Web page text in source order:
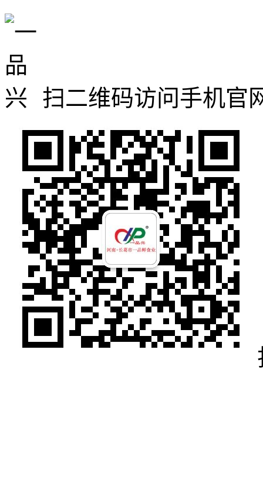
扫二维码访问手机官